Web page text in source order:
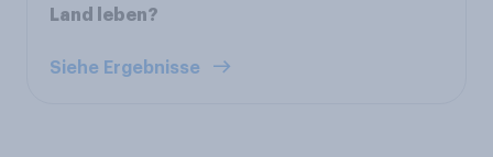
Land leben?
Siehe Ergebnisse